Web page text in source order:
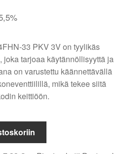
33 PKV 3V on tyylikäs
joka tarjoaa käytännöllisyyttä ja
on varustettu käännettävällä
mikä tekee siitä
keittiöön.